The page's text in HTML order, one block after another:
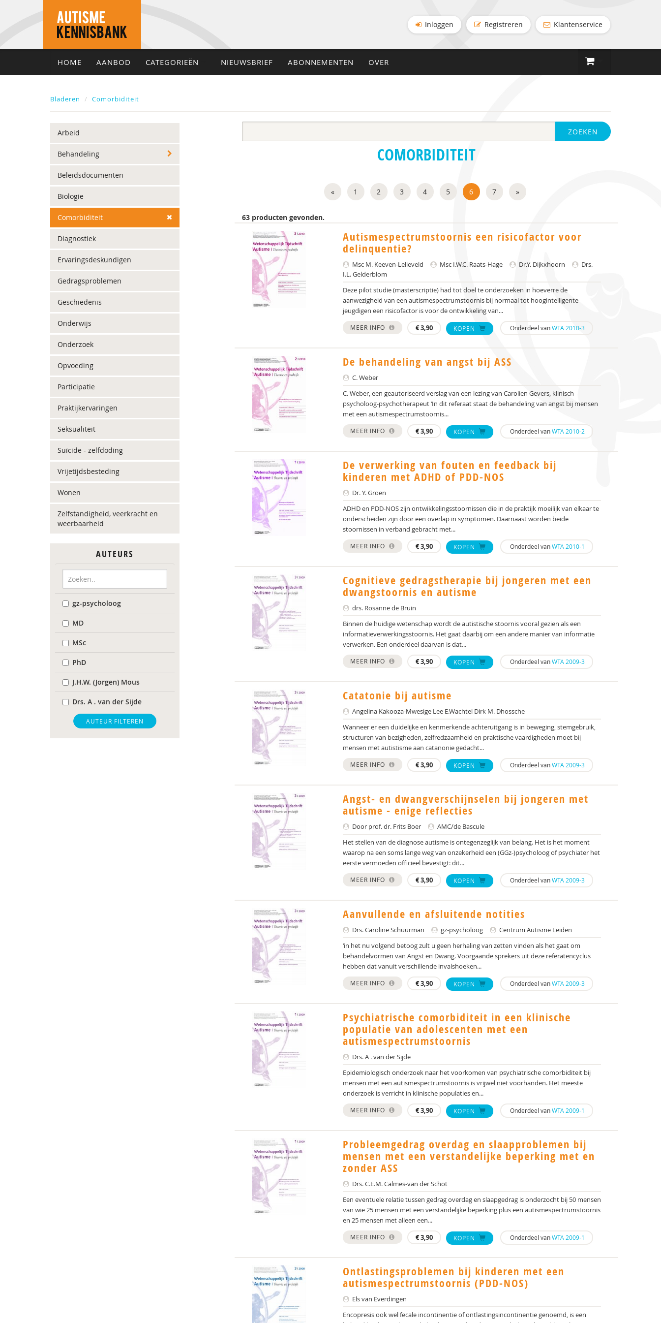
Inloggen Registreren Klantenservice
HOME AANBOD CATEGORIEËN NIEUWSBRIEF ABONNEMENTEN OVER
Bladeren Comorbiditeit
Arbeid
Behandeling
Beleidsdocumenten
Biologie
Comorbiditeit
Diagnostiek
Ervaringsdeskundigen
Gedragsproblemen
Geschiedenis
Onderwijs
Onderzoek
Opvoeding
Participatie
Praktijkervaringen
Seksualiteit
Suïcide - zelfdoding
Vrijetijdsbesteding
Wonen
Zelfstandigheid, veerkracht en
weerbaarheid
AUTEURS
gz-psycholoog
MD
MSc
PhD
J.H.W. (Jorgen) Mous
Drs. A . van der Sijde
Susan A. H. van Hooren
Annelies A. Spek
AUTEUR FILTEREN
ZOEKEN
COMORBIDITEIT
« 1 2 3 4 5 6 7 »
63 producten gevonden.
Autismespectrumstoornis een risicofactor voor
delinquentie?
Msc M. Keeven-Lelieveld Msc I.W.C. Raats-Hage Dr.Y. Dijkxhoorn
Drs.
I.L. Gelderblom
Deze pilot studie (masterscriptie) had tot doel te onderzoeken in hoeverre de
aanwezigheid van een autismespectrumstoornis bij normaal tot hoogintelligente
jeugdigen een risicofactor is voor de ontwikkeling van...
MEER INFO €3,90 KOPEN Onderdeel vanWTA 2010-3
De behandeling van angst bij ASS
C. Weber
C. Weber, een geautoriseerd verslag van een lezing van Carolien Gevers, klinisch
psycholoog-psychotherapeut ‘In dit referaat staat de behandeling van angst bij mensen
met een autismespectrumstoornis...
MEER INFO €3,90 KOPEN Onderdeel vanWTA 2010-2
De verwerking van fouten en feedback bij
kinderen met ADHD of PDD-NOS
Dr. Y. Groen
ADHD en PDD-NOS zijn ontwikkelingsstoornissen die in de praktijk moeilijk van elkaar te
onderscheiden zijn door een overlap in symptomen. Daarnaast worden beide
stoornissen in verband gebracht met...
MEER INFO €3,90 KOPEN Onderdeel vanWTA 2010-1
Cognitieve gedragstherapie bij jongeren met een
dwangstoornis en autisme
drs. Rosanne de Bruin
Binnen de huidige wetenschap wordt de autistische stoornis vooral gezien als een
informatieverwerkingsstoornis. Het gaat daarbij om een andere manier van informatie
verwerken. Een onderdeel daarvan is dat...
MEER INFO €3,90 KOPEN Onderdeel vanWTA 2009-3
Catatonie bij autisme
Angelina Kakooza-Mwesige Lee E.Wachtel Dirk M. Dhossche
Wanneer er een duidelijke en kenmerkende achteruitgang is in beweging, stemgebruik,
structuren van bezigheden, zelfredzaamheid en praktische vaardigheden moet bij
mensen met autistisme aan catanonie gedacht...
MEER INFO €3,90 KOPEN Onderdeel vanWTA 2009-3
Angst- en dwangverschijnselen bij jongeren met
autisme - enige reflecties
Door prof. dr. Frits Boer
AMC/de Bascule
Het stellen van de diagnose autisme is ontegenzeglijk van belang. Het is het moment
waarop na een soms lange weg van onzekerheid een (GGz-)psycholoog of psychiater het
eerste vermoeden officieel bevestigt: dit...
MEER INFO €3,90 KOPEN Onderdeel vanWTA 2009-3
Aanvullende en afsluitende notities
Drs. Caroline Schuurman gz-psycholoog
Centrum Autisme Leiden
‘in het nu volgend betoog zult u geen herhaling van zetten vinden als het gaat om
behandelvormen van Angst en Dwang. Voorgaande sprekers uit deze referatencyclus
hebben dat vanuit verschillende invalshoeken...
MEER INFO €3,90 KOPEN Onderdeel vanWTA 2009-3
Psychiatrische comorbiditeit in een klinische
populatie van adolescenten met een
autismespectrumstoornis
Drs. A . van der Sijde
Epidemiologisch onderzoek naar het voorkomen van psychiatrische comorbiditeit bij
mensen met een autismespectrumstoornis is vrijwel niet voorhanden. Het meeste
onderzoek is verricht in klinische populaties en...
MEER INFO €3,90 KOPEN Onderdeel vanWTA 2009-1
Probleemgedrag overdag en slaapproblemen bij
mensen met een verstandelijke beperking met en
zonder ASS
Drs. C.E.M. Calmes-van der Schot
Een eventuele relatie tussen gedrag overdag en slaapgedrag is onderzocht bij 50 mensen
van wie 25 mensen met een verstandelijke beperking plus een autismespectrumstoornis
en 25 mensen met alleen een...
MEER INFO €3,90 KOPEN Onderdeel vanWTA 2009-1
Ontlastingsproblemen bij kinderen met een
autismespectrumstoornis (PDD-NOS)
Els van Everdingen
Encopresis ook wel fecale incontinentie of ontlastingsincontinentie genoemd, is een